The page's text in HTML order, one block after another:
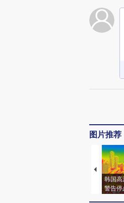
图片推荐
韩国高
警告停